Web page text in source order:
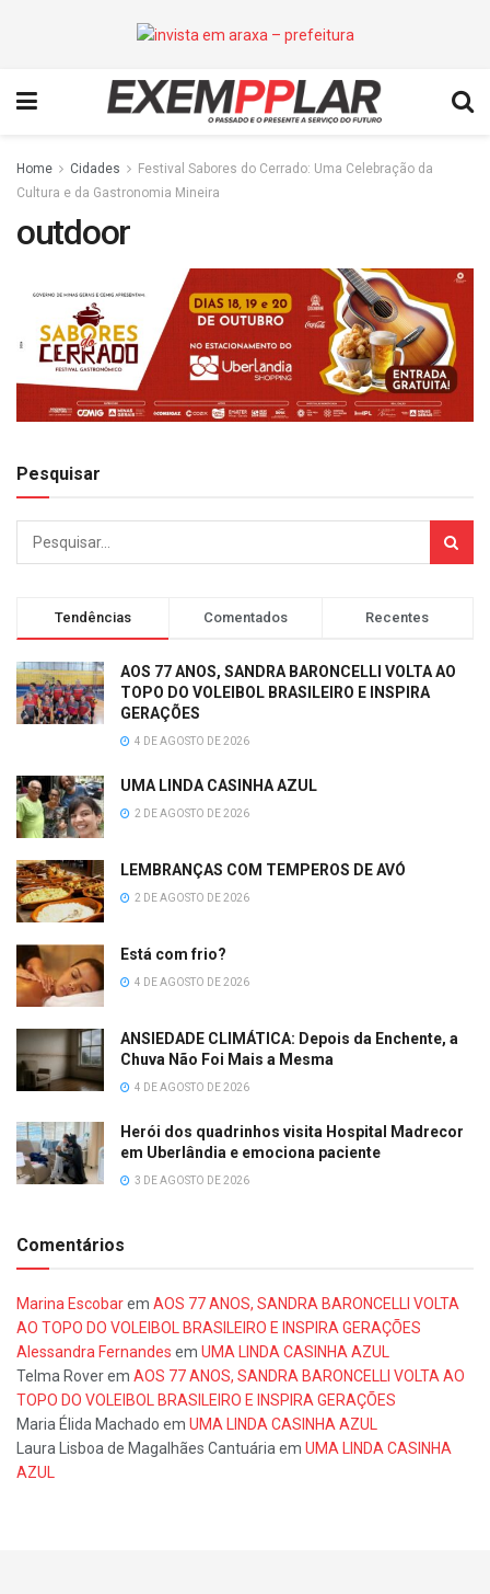
Home Cidades
Festival Sabores do Cerrado: Uma Celebração da
Cultura e da Gastronomia Mineira
outdoor
Pesquisar
Tendências Comentados Recentes
AOS 77 ANOS, SANDRA BARONCELLI VOLTA AO
TOPO DO VOLEIBOL BRASILEIRO E INSPIRA
GERAÇÕES
4 DE AGOSTO DE 2026
UMA LINDA CASINHA AZUL
2 DE AGOSTO DE 2026
LEMBRANÇAS COM TEMPEROS DE AVÓ
2 DE AGOSTO DE 2026
Está com frio?
4 DE AGOSTO DE 2026
ANSIEDADE CLIMÁTICA: Depois da Enchente, a
Chuva Não Foi Mais a Mesma
4 DE AGOSTO DE 2026
Herói dos quadrinhos visita Hospital Madrecor
em Uberlândia e emociona paciente
3 DE AGOSTO DE 2026
Comentários
Marina Escobarem AOS 77 ANOS, SANDRA BARONCELLI VOLTA
AO TOPO DO VOLEIBOL BRASILEIRO E INSPIRA GERAÇÕES
Alessandra Fernandes em UMA LINDA CASINHA AZUL
Telma Roverem AOS 77 ANOS, SANDRA BARONCELLI VOLTA AO
TOPO DO VOLEIBOL BRASILEIRO E INSPIRA GERAÇÕES
Maria Élida Machado em UMA LINDA CASINHA AZUL
Laura Lisboa de Magalhães Cantuária em UMA LINDA CASINHA
AZUL